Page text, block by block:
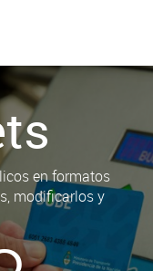
en formatos
modificarlos y